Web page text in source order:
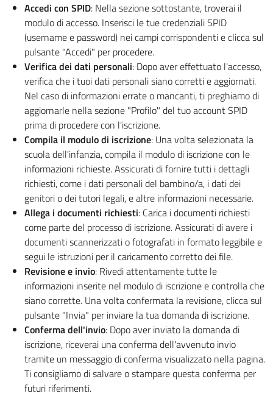
Accedi con SPID: Nella sezione sottostante, troverai il
modulo di accesso. Inserisci le tue credenziali SPID
(username e password) nei campi corrispondenti e clicca sul
pulsante "Accedi" per procedere.
Verifica dei dati personali: Dopo aver effettuato l'accesso,
verifica che i tuoi dati personali siano corretti e aggiornati.
Nel caso di informazioni errate o mancanti, ti preghiamo di
aggiornarle nella sezione "Profilo" del tuo account SPID
prima di procedere con l'iscrizione.
Compila il modulo di iscrizione: Una volta selezionata la
scuola dell'infanzia, compila il modulo di iscrizione con le
informazioni richieste. Assicurati di fornire tutti i dettagli
richiesti, come i dati personali del bambino/a, i dati dei
genitori o dei tutori legali, e altre informazioni necessarie.
Allega i documenti richiesti: Carica i documenti richiesti
come parte del processo di iscrizione. Assicurati di avere i
documenti scannerizzati o fotografati in formato leggibile e
segui le istruzioni per il caricamento corretto dei file.
Revisione e invio: Rivedi attentamente tutte le
informazioni inserite nel modulo di iscrizione e controlla che
siano corrette. Una volta confermata la revisione, clicca sul
pulsante "Invia" per inviare la tua domanda di iscrizione.
Conferma dell'invio: Dopo aver inviato la domanda di
iscrizione, riceverai una conferma dell'avvenuto invio
tramite un messaggio di conferma visualizzato nella pagina.
Ti consigliamo di salvare o stampare questa conferma per
futuri riferimenti.